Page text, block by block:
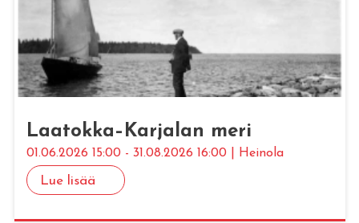
Laa­tok­ka–Kar­ja­lan meri
01.06.2026 15:00 - 31.08.2026 16:00 | Heinola
Lue lisää